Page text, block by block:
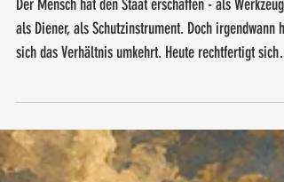
Der Staat ist
kein Gott
sich das Verhältnis umkehrt. Heute rechtfertigt sich
nicht mehr der Staat vor dem Bürger - sondern der